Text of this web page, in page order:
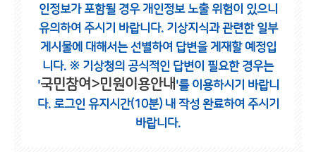
인정보가 포함될 경우 개인정보 노출 위험이 있으니
유의하여 주시기 바랍니다. 기상지식과 관련한 일부
게시물에 대해서는 선별하여 답변을 게재할 예정입
니다. ※ 기상청의 공식적인 답변이 필요한 경우는
'국민참여>민원이용안내 '를 이용하시기 바랍니
다. 로그인 유지시간(10분) 내 작성 완료하여 주시기
바랍니다.